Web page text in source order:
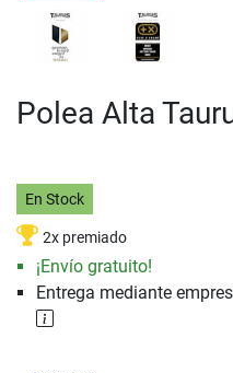
Polea Alta
En Stock
2x premiado
¡Envío gratuito!
Entrega mediante